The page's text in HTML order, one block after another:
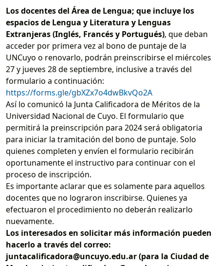
Los docentes del Área de Lengua; que incluye los
espacios de Lengua y Literatura y Lenguas
Extranjeras (Inglés, Francés y Portugués), que deban
acceder por primera vez al bono de puntaje de la
UNCuyo o renovarlo, podrán preinscribirse el miércoles
27 y jueves 28 de septiembre, inclusive a través del
formulario a continuación:
https://forms.gle/gbXZx7o4dwBkvQo2A
Así lo comunicó la Junta Calificadora de Méritos de la
Universidad Nacional de Cuyo. El formulario que
permitirá la preinscripción para 2024 será obligatoria
para iniciar la tramitación del bono de puntaje. Solo
quienes completen y envíen el formulario recibirán
oportunamente el instructivo para continuar con el
proceso de inscripción.
Es importante aclarar que es solamente para aquellos
docentes que no lograron inscribirse. Quienes ya
efectuaron el procedimiento no deberán realizarlo
nuevamente.
Los interesados en solicitar más información pueden
hacerlo a través del correo:
juntacalificadora@uncuyo.edu.ar (para la Ciudad de